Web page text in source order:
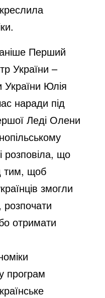
Перший
України –
України Юлія
наради під
Леді Олени
розповіла, що
тим, щоб
змогли
отримати
програм